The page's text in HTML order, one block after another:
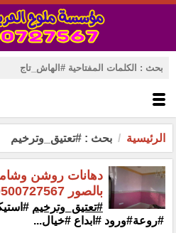
الرئيسية بحث : #تعتيق_وترخيم
دهانات روشن
بالصور 0500727567
#تعتيق_وترخيم
#روعة#ورود #ابداع #خيال...